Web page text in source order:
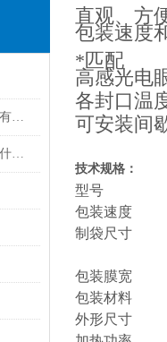
下走膜包装机日常保养维护措施都有什么？
下走膜包装机八大产品特点分别是什么？
直观、方
包装速度
*匹配
高感光电
各封口温
可安装间
技术规格：
型号
包装速度
制袋尺寸
包装膜宽
包装材料
外形尺寸